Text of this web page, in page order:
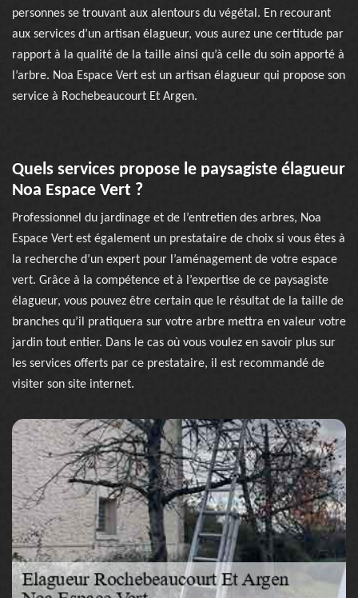
personnes se trouvant aux alentours du végétal. En recourant
aux services d’un artisan élagueur, vous aurez une certitude par
rapport à la qualité de la taille ainsi qu’à celle du soin apporté à
l’arbre. Noa Espace Vert est un artisan élagueur qui propose son
service à Rochebeaucourt Et Argen.
Quels services propose le paysagiste élagueur
Noa Espace Vert ?
Professionnel du jardinage et de l’entretien des arbres, Noa
Espace Vert est également un prestataire de choix si vous êtes à
la recherche d’un expert pour l’aménagement de votre espace
vert. Grâce à la compétence et à l’expertise de ce paysagiste
élagueur, vous pouvez être certain que le résultat de la taille de
branches qu’il pratiquera sur votre arbre mettra en valeur votre
jardin tout entier. Dans le cas où vous voulez en savoir plus sur
les services offerts par ce prestataire, il est recommandé de
visiter son site internet.